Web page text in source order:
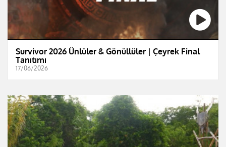
Survivor 2026 Ünlüler & Gönüllüler | Çeyrek Final
Tanıtımı
17/06/2026